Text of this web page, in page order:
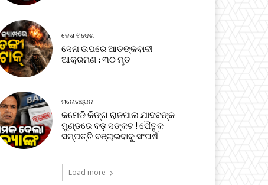
ଦେଶ ବିଦେଶ
ସେନା ଉପରେ ଆତଙ୍କବାଦୀ
ଆକ୍ରମଣ : ୩୦ ମୃତ
ମନୋରଞ୍ଜନ
କମେଡି କିଙ୍ଗ ରାଜପାଲ ଯାଦବଙ୍କ
ମୁଣ୍ଡରେ ବଡ଼ ସଙ୍କଟ ! ପୈତୃକ
ସମ୍ପତ୍ତି ବଞ୍ଚାଇବାକୁ ସଂଘର୍ଷ
Load more